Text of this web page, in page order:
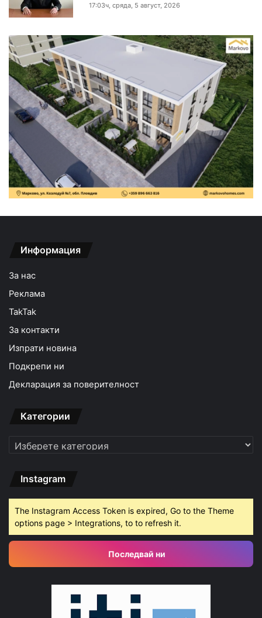
17:03ч, сряда, 5 август, 2026
Информация
За нас
Реклама
TakTak
За контакти
Изпрати новина
Подкрепи ни
Декларация за поверителност
Категории
Категории
Instagram
The Instagram Access Token is expired, Go to the Theme
options page > Integrations, to to refresh it.
Последвай ни